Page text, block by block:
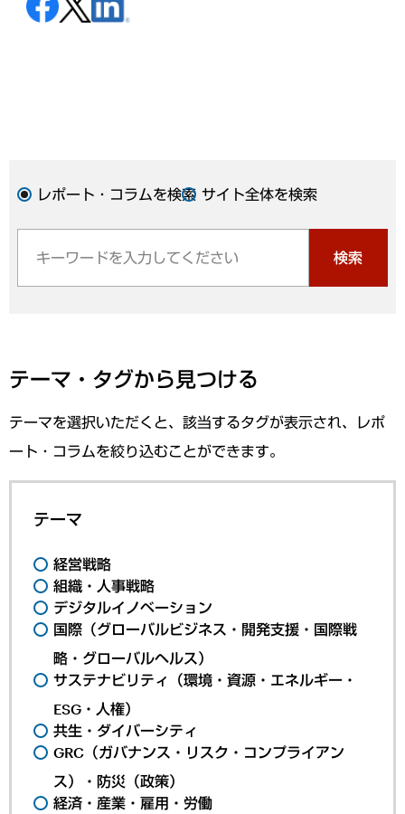
レポート・コラムを検索 サイト全体を検索
検索
テーマ・タグから見つける
テーマを選択いただくと、該当するタグが表示され、レポ
ート・コラムを絞り込むことができます。
テーマ
経営戦略
組織・人事戦略
デジタルイノベーション
国際（グローバルビジネス・開発支援・国際戦
略・グローバルヘルス）
サステナビリティ（環境・資源・エネルギー・
ESG・人権）
共生・ダイバーシティ
GRC（ガバナンス・リスク・コンプライアン
ス）・防災（政策）
経済・産業・雇用・労働